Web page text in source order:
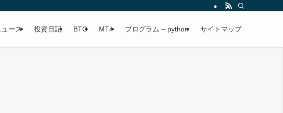
ース 投資日記 BTC MT4 プログラム – python サイトマップ